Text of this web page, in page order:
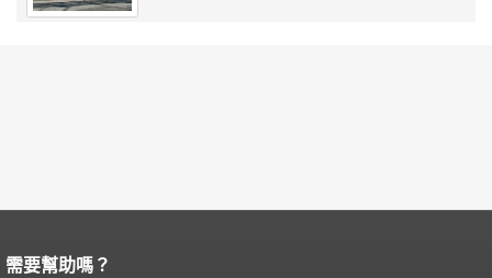
頁面內容結束。
需要幫助嗎？